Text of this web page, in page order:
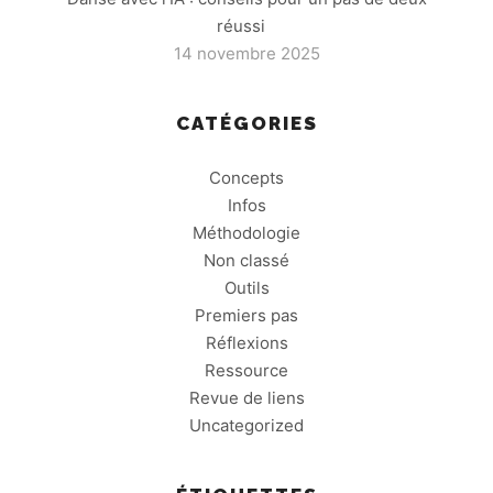
réussi
14 novembre 2025
CATÉGORIES
Concepts
Infos
Méthodologie
Non classé
Outils
Premiers pas
Réflexions
Ressource
Revue de liens
Uncategorized